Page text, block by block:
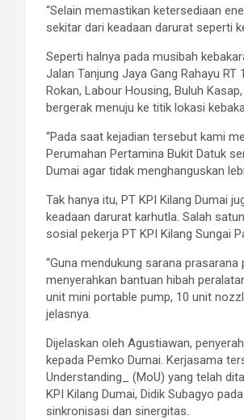
“Selain memastikan ketersediaan
sekitar dari keadaan darurat seperti
Seperti halnya pada musibah
Jalan Tanjung Jaya Gang Rahayu
Rokan, Labour Housing, Buluh
bergerak menuju ke titik lokasi
“Pada saat kejadian tersebut kami
Perumahan Pertamina Bukit Datuk
Dumai agar tidak menghanguskan
Tak hanya itu, PT KPI Kilang Dumai
keadaan darurat karhutla. Salah
sosial pekerja PT KPI Kilang Sungai
“Guna mendukung sarana
menyerahkan bantuan hibah
unit mini portable pump, 10 unit
jelasnya.
Dijelaskan oleh Agustiawan,
kepada Pemko Dumai. Kerjasama
Understanding_ (MoU) yang telah
KPI Kilang Dumai, Didik Subagyo
sinkronisasi dan sinergitas.